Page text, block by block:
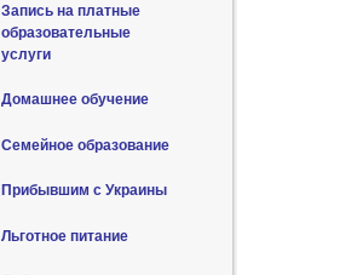
Запись на платные
образовательные
услуги
Домашнее обучение
Семейное образование
Прибывшим с Украины
Льготное питание